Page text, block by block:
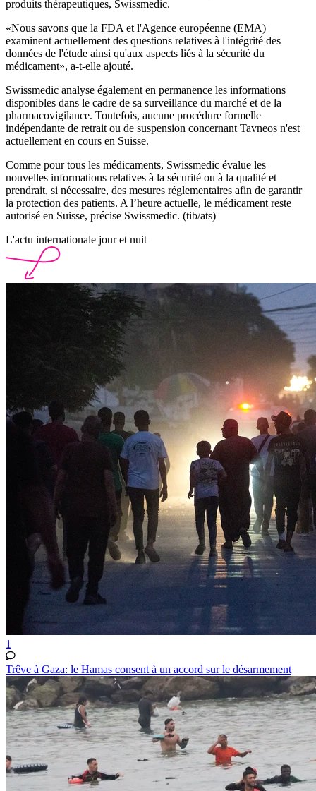
produits thérapeutiques, Swissmedic.
«Nous savons que la FDA et l'Agence européenne (EMA)
examinent actuellement des questions relatives à l'intégrité des
données de l'étude ainsi qu'aux aspects liés à la sécurité du
médicament», a-t-elle ajouté.
Swissmedic analyse également en permanence les informations
disponibles dans le cadre de sa surveillance du marché et de la
pharmacovigilance. Toutefois, aucune procédure formelle
indépendante de retrait ou de suspension concernant Tavneos n'est
actuellement en cours en Suisse.
Comme pour tous les médicaments, Swissmedic évalue les
nouvelles informations relatives à la sécurité ou à la qualité et
prendrait, si nécessaire, des mesures réglementaires afin de garantir
la protection des patients. A l’heure actuelle, le médicament reste
autorisé en Suisse, précise Swissmedic. (tib/ats)
L'actu internationale jour et nuit
1
Trêve à Gaza: le Hamas consent à un accord sur le désarmement